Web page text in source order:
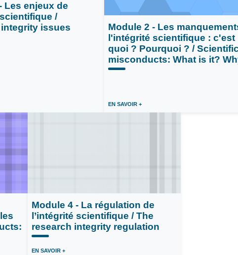
Les enjeux de
scientifique /
issues
Module 2 - Les
l'intégrité scientifique : c'est
quoi ? Pourquoi ? / Scientific
misconducts: What is it?
EN SAVOIR +
Module 4 - La régulation de
l’intégrité scientifique / The
research integrity regulation
EN SAVOIR +